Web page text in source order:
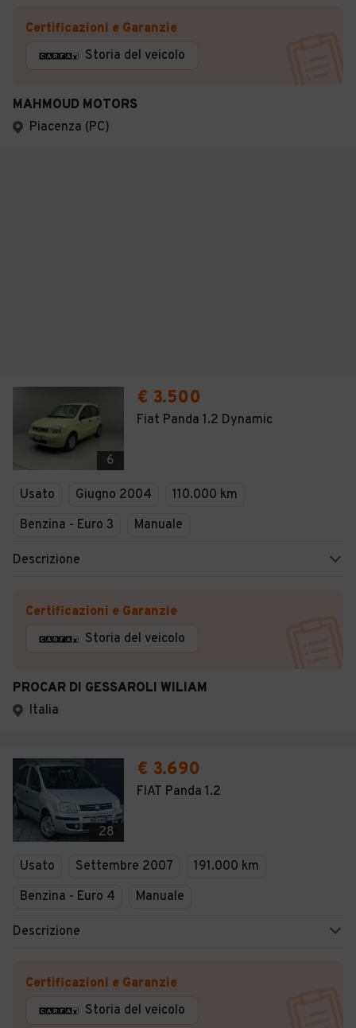
Certificazioni e Garanzie
Storia del veicolo
MAHMOUD MOTORS
Piacenza (PC)
6
€ 3.500
Fiat Panda 1.2 Dynamic
Usato Giugno 2004
110.000 km
Benzina - Euro 3
Manuale
Descrizione
Certificazioni e Garanzie
Storia del veicolo
PROCAR DI GESSAROLI WILIAM
Italia
28
€ 3.690
FIAT Panda 1.2
Usato Settembre 2007
191.000 km
Benzina - Euro 4
Manuale
Descrizione
Certificazioni e Garanzie
Storia del veicolo